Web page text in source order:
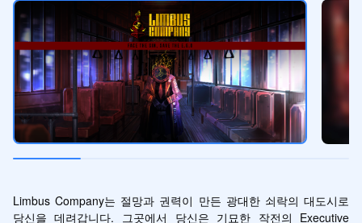
Limbus Company는 절망과 권력이 만든 광대한 쇠락의 대도시로
당신을 데려갑니다. 그곳에서 당신은 기묘한 작전의 Executive